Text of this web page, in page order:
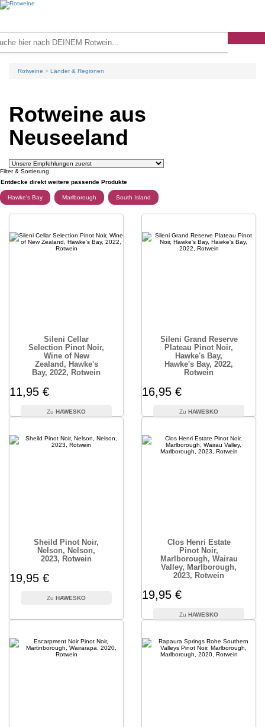
Rotweine Länder & Regionen
Rotweine aus
Neuseeland
Filter & Sortierung
Entdecke direkt weitere passende Produkte
Hawke's Bay Marlborough South Island
Sileni Cellar
Selection Pinot Noir,
Wine of New
Zealand, Hawke's
Bay, 2022, Rotwein
11,95 €
HAWESKO
Sileni Grand Reserve
Plateau Pinot Noir,
Hawke's Bay,
Hawke's Bay, 2022,
Rotwein
16,95 €
HAWESKO
Sheild Pinot Noir,
Nelson, Nelson,
2023, Rotwein
19,95 €
HAWESKO
Clos Henri Estate
Pinot Noir,
Marlborough, Wairau
Valley, Marlborough,
2023, Rotwein
19,95 €
HAWESKO